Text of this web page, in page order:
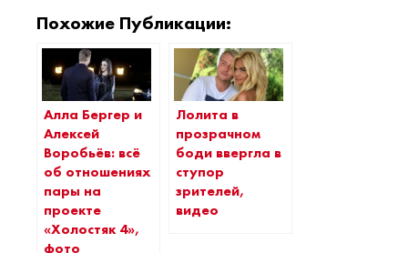
Похожие Публикации:
Алла Бергер и
Алексей
Воробьёв: всё
об отношениях
пары на
проекте
«Холостяк 4»,
фото
Лолита в
прозрачном
боди ввергла в
ступор
зрителей,
видео